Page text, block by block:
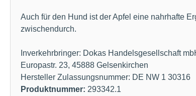
Auch für den Hund ist der Apfel eine nahrhafte
zwischendurch.
Inverkehrbringer: Dokas Handelsgesellschaft
Europastr. 23, 45888 Gelsenkirchen
Hersteller Zulassungsnummer: DE NW 1 30316
Produktnummer: 293342.1